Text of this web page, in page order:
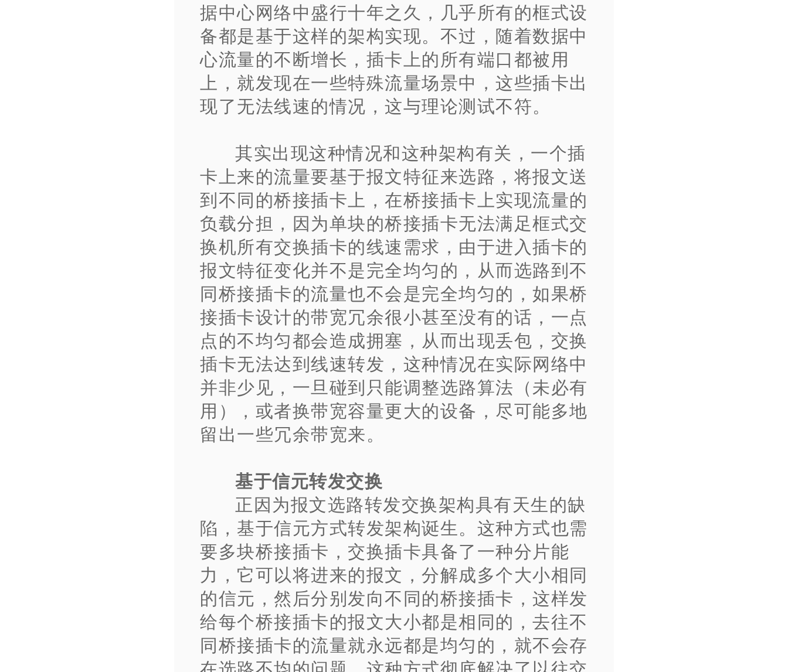
据中心网络中盛行十年之久，几乎所有的框式设
备都是基于这样的架构实现。不过，随着数据中
心流量的不断增长，插卡上的所有端口都被用
上，就发现在一些特殊流量场景中，这些插卡出
现了无法线速的情况，这与理论测试不符。
其实出现这种情况和这种架构有关，一个插
卡上来的流量要基于报文特征来选路，将报文送
到不同的桥接插卡上，在桥接插卡上实现流量的
负载分担，因为单块的桥接插卡无法满足框式交
换机所有交换插卡的线速需求，由于进入插卡的
报文特征变化并不是完全均匀的，从而选路到不
同桥接插卡的流量也不会是完全均匀的，如果桥
接插卡设计的带宽冗余很小甚至没有的话，一点
点的不均匀都会造成拥塞，从而出现丢包，交换
插卡无法达到线速转发，这种情况在实际网络中
并非少见，一旦碰到只能调整选路算法（未必有
用），或者换带宽容量更大的设备，尽可能多地
留出一些冗余带宽来。
基于信元转发交换
正因为报文选路转发交换架构具有天生的缺
陷，基于信元方式转发架构诞生。这种方式也需
要多块桥接插卡，交换插卡具备了一种分片能
力，它可以将进来的报文，分解成多个大小相同
的信元，然后分别发向不同的桥接插卡，这样发
给每个桥接插卡的报文大小都是相同的，去往不
同桥接插卡的流量就永远都是均匀的，就不会存